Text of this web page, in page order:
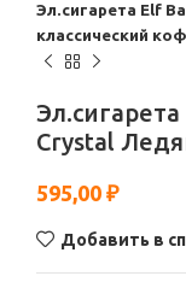
Эл.сигарета Elf
классический
Crystal
595,00 ₽
Добавить в